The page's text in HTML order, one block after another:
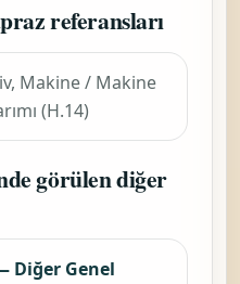
referansları
Makine / Makine
(H.14)
görülen diğer
Diğer Genel